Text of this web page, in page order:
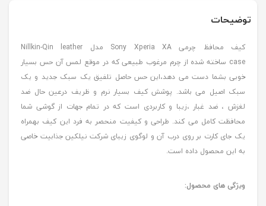
توضیحات
کیف محافظ چرمی Sony Xperia XA مدل Nillkin-Qin leather
case ساخته شده از چرم مرغوب طبیعی که در موقع لمس آن حس بسیار
خوبی بشما دست می دهد،این حس حاصل تلفیق یک سبک جدید و یک
سبک اصیل می باشد. پوشش کیف بسیار نرم و ظریف درعین حال ضد
لغزش ، ضد غبار ،زیبا و کاربردی است که در تمام جهات از گوشی شما
محافظت کامل می کند. طراحی و کیفیت منحصر به فرد این کیف بهمراه
یک جای کارت بر روی درب آن و لوگوی زیبای شرکت نیلکین جذابیت خاصی
به این محصول داده است.
ویژگی های محصول: